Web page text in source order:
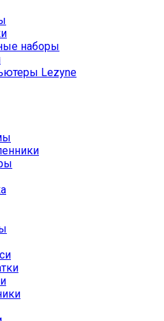
наборы
Lezyne